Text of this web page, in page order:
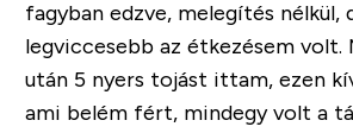
fagyban edzve, melegítés nélkül,
legviccesebb az étkezésem volt.
után 5 nyers tojást ittam, ezen
ami belém fért, mindegy volt a